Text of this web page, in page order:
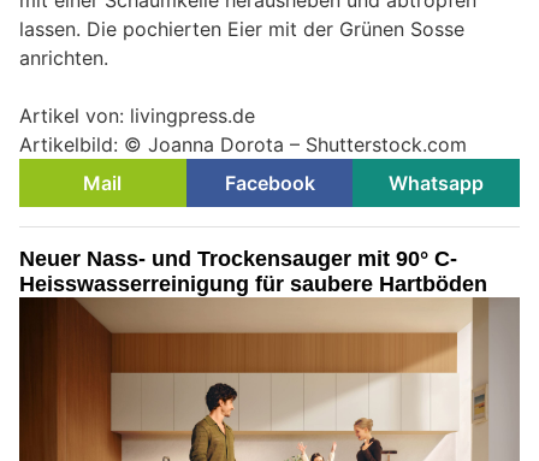
lassen. Die pochierten Eier mit der Grünen Sosse
anrichten.
Artikel von: livingpress.de
Artikelbild: © Joanna Dorota – Shutterstock.com
Mail
Facebook Whatsapp
Neuer Nass- und Trockensauger mit 90° C-
Heisswasserreinigung für saubere Hartböden